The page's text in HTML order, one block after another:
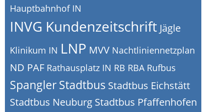
Hauptbahnhof IN
INVG Kundenzeitschrift Jägle
Klinikum IN LNP MVV Nachtliniennetzplan
ND PAF Rathausplatz IN RB RBA Rufbus
SpanglerStadtbus Stadtbus Eichstätt
Stadtbus Neuburg Stadtbus Pfaffenhofen